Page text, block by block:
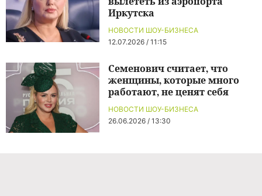
НОВОСТИ ШОУ-БИЗНЕСА
12.07.2026 / 11:15
Иркутска
НОВОСТИ ШОУ-БИЗНЕСА
26.06.2026 / 13:30
Семенович считает, что
женщины, которые много
работают, не ценят себя